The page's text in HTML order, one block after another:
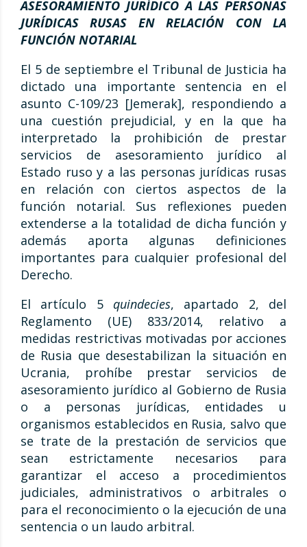
ASESORAMIENTO JURÍDICO A LAS PERSONAS
JURÍDICAS RUSAS EN RELACIÓN CON LA
FUNCIÓN NOTARIAL
El 5 de septiembre el Tribunal de Justicia ha
dictado una importante sentencia en el
asunto C-109/23 [Jemerak], respondiendo a
una cuestión prejudicial, y en la que ha
interpretado la prohibición de prestar
servicios de asesoramiento jurídico al
Estado ruso y a las personas jurídicas rusas
en relación con ciertos aspectos de la
función notarial. Sus reflexiones pueden
extenderse a la totalidad de dicha función y
además aporta algunas definiciones
importantes para cualquier profesional del
Derecho.
El artículo 5 quindecies, apartado 2, del
Reglamento (UE) 833/2014, relativo a
medidas restrictivas motivadas por acciones
de Rusia que desestabilizan la situación en
Ucrania, prohíbe prestar servicios de
asesoramiento jurídico al Gobierno de Rusia
o a personas jurídicas, entidades u
organismos establecidos en Rusia, salvo que
se trate de la prestación de servicios que
sean estrictamente necesarios para
garantizar el acceso a procedimientos
judiciales, administrativos o arbitrales o
para el reconocimiento o la ejecución de una
sentencia o un laudo arbitral.